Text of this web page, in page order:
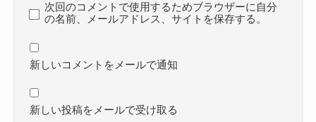
次回のコメントで使用するためブラウザーに自分
の名前、メールアドレス、サイトを保存する。
新しいコメントをメールで通知
新しい投稿をメールで受け取る